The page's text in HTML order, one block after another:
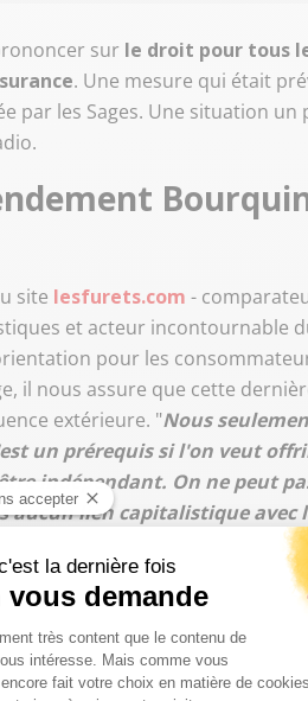
sur le droit pour tous
. Une mesure qui était
par les Sages. Une situation un
site lesfurets.com -
et acteur incontournable
pour les
il nous assure que cette
extérieure. "Nous
un prérequis si l'on veut
indépendant. On ne peut
lien capitalistique avec
de ton
règle en vigueur en matière de
à être modifiée dès demain
se sont superposées ces dix
un premier temps avant de